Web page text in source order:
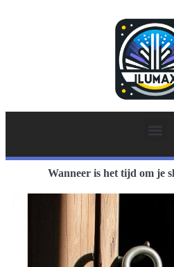
Wanneer is het tijd om je